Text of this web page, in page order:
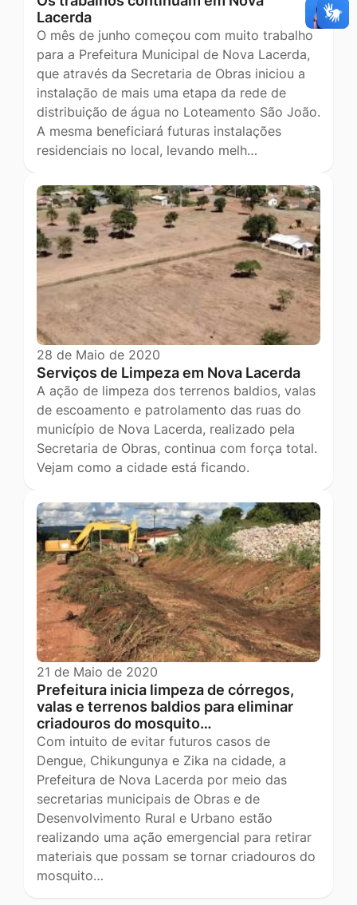
Lacerda
O mês de junho começou com muito trabalho
para a Prefeitura Municipal de Nova Lacerda,
que através da Secretaria de Obras iniciou a
instalação de mais uma etapa da rede de
distribuição de água no Loteamento São João.
A mesma beneficiará futuras instalações
residenciais no local, levando melh…
28 de Maio de 2020
Serviços de Limpeza em Nova Lacerda
A ação de limpeza dos terrenos baldios, valas
de escoamento e patrolamento das ruas do
município de Nova Lacerda, realizado pela
Secretaria de Obras, continua com força total.
Vejam como a cidade está ficando.
21 de Maio de 2020
Prefeitura inicia limpeza de córregos,
valas e terrenos baldios para eliminar
criadouros do mosquito…
Com intuito de evitar futuros casos de
Dengue, Chikungunya e Zika na cidade, a
Prefeitura de Nova Lacerda por meio das
secretarias municipais de Obras e de
Desenvolvimento Rural e Urbano estão
realizando uma ação emergencial para retirar
materiais que possam se tornar criadouros do
mosquito…